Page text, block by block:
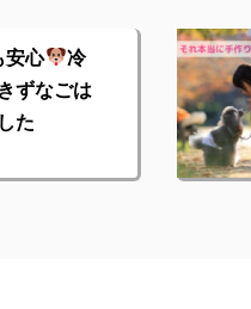
安心
冷
ずなごは
た